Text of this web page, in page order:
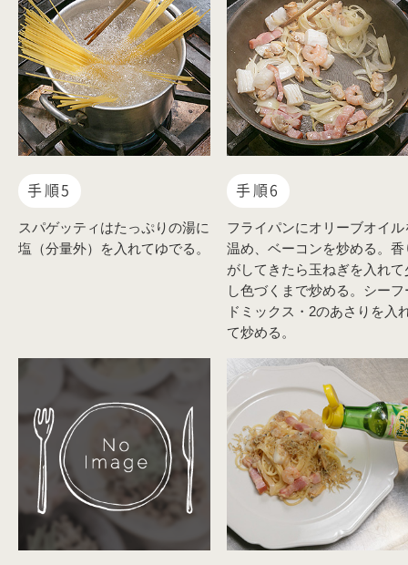
手順5
スパゲッティはたっぷりの湯に
塩（分量外）を入れてゆでる。
手順6
フライパンにオリーブオイル
温め、ベーコンを炒める。香
がしてきたら玉ねぎを入れて
し色づくまで炒める。シーフ
ドミックス・2のあさりを入
て炒める。